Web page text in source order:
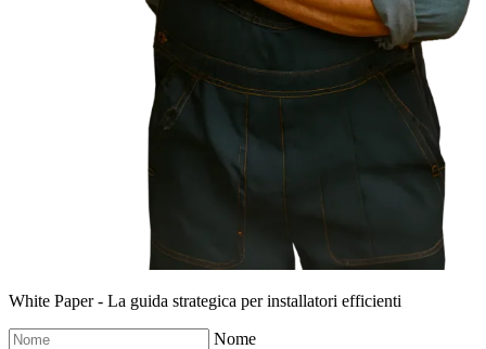
White Paper - La guida strategica per installatori efficienti
Nome